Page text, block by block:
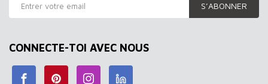
S’ABONNER
CONNECTE-TOI AVEC NOUS